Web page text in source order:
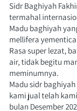
Sidr Baghiyah
termahal
Madu baghiyah
mellifera
Rasa super lezat,
air, tidak begitu
meminumnya.
Madu sidr
kami jual telah kami
bulan Desember